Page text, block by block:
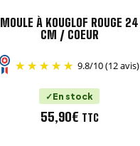
MOULE À KOUGLOF ROUGE 24
CM / COEUR
9.8/10(12 avis)
En stock
55,90€ TTC